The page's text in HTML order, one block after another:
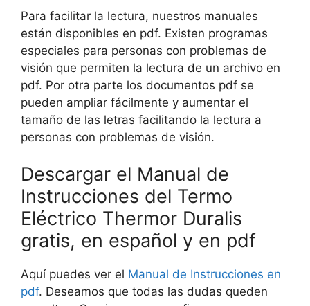
Para facilitar la lectura, nuestros manuales
están disponibles en pdf. Existen programas
especiales para personas con problemas de
visión que permiten la lectura de un archivo en
pdf. Por otra parte los documentos pdf se
pueden ampliar fácilmente y aumentar el
tamaño de las letras facilitando la lectura a
personas con problemas de visión.
Descargar el Manual de
Instrucciones del Termo
Eléctrico Thermor Duralis
gratis, en español y en pdf
Aquí puedes ver el Manual de Instrucciones en
pdf. Deseamos que todas las dudas queden